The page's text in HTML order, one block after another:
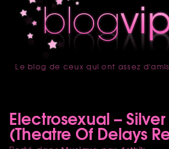
accueil
Le blog de ceux qui ont assez
Electrosexual –
(Theatre Of Delays